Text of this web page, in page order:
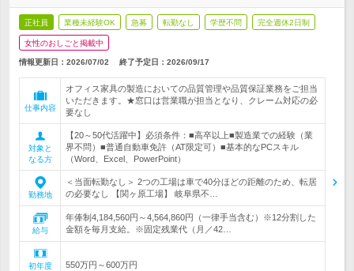
正社員 業種未経験OK 急募 転勤なし 学歴不問 完全週休2日制
女性のおしごと掲載中
情報更新日：2026/07/02 終了予定日： 2026/09/17
仕事内容
オフィス家具の製造においての品質管理や品質保証業務をご担当
いただきます。★窓口は営業職が担当となり、クレーム対応の必
要なし
対象と
なる方
【20～50代活躍中】必須条件：■高卒以上■製造業での経験（業
界不問）■普通自動車免許（AT限定可）■基本的なPCスキル
（Word、Excel、PowerPoint）
勤務地
＜当面転勤なし＞ 2つの工場は車で40分ほどの距離のため、転居
の必要なし 【関ヶ原工場】 岐阜県不…
給与
年俸制4,184,560円～4,564,860円（一律手当含む）※12分割した
金額を毎月支給。※固定残業代（月／42…
初年度
550万円～600万円